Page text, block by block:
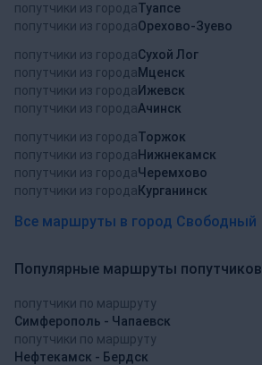
попутчики из городаТуапсе
попутчики из городаОрехово-Зуево
попутчики из городаСухой Лог
попутчики из города Мценск
попутчики из города Ижевск
попутчики из городаАчинск
попутчики из городаТоржок
попутчики из города Нижнекамск
попутчики из городаЧеремхово
попутчики из города Курганинск
Все маршруты в город Свободный
Популярные маршруты попутчиков
попутчики по маршруту
Симферополь - Чапаевск
попутчики по маршруту
Нефтекамск - Бердск